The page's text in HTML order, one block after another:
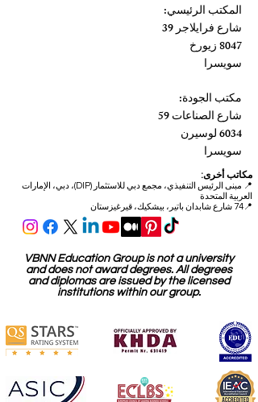
المكتب الرئيسي:
شارع فرايلاجر 39
8047 زيورخ
سويسرا
مكتب الجودة:
شارع الصناعات 59
6034 لوسيرن
سويسرا
مكاتب أخرى:
📍
مبنى الرئيس التنفيذي، مجمع دبي للاستثمار (DIP)، دبي، الإمارات
العربية المتحدة
📍74 شارع شابدان باتير، بيشكيك، قيرغيزستان
VBNN Education Group is not a university
and does not award degrees. All degrees
and diplomas are issued by the licensed
institutions within our group.